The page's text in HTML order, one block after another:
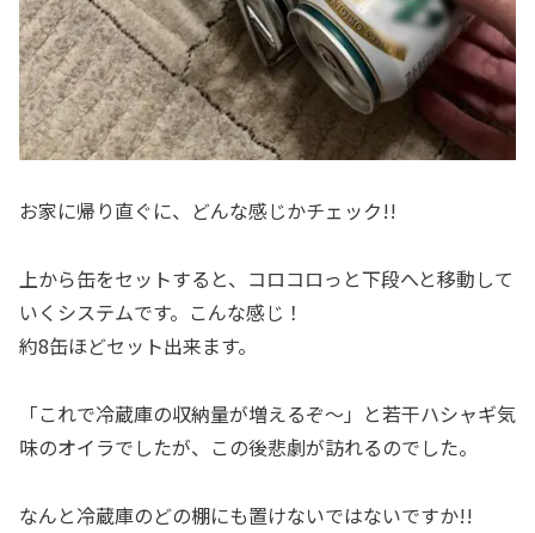
お家に帰り直ぐに、どんな感じかチェック!!
上から缶をセットすると、コロコロっと下段へと移動して
いくシステムです。こんな感じ！
約8缶ほどセット出来ます。
「これで冷蔵庫の収納量が増えるぞ～」と若干ハシャギ気
味のオイラでしたが、この後悲劇が訪れるのでした。
なんと冷蔵庫のどの棚にも置けないではないですか!!